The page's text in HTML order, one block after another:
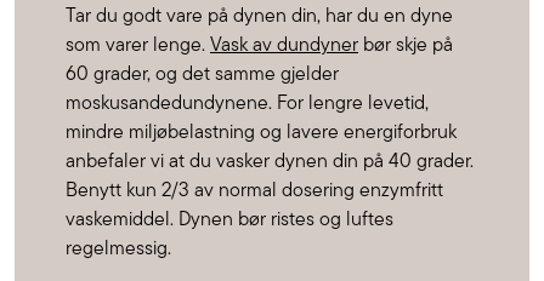
Tar du godt vare på dynen din, har du en dyne
som varer lenge.Vask av dundyner bør skje på
60 grader, og det samme gjelder
moskusandedundynene. For lengre levetid,
mindre miljøbelastning og lavere energiforbruk
anbefaler vi at du vasker dynen din på 40 grader.
Benytt kun 2/3 av normal dosering enzymfritt
vaskemiddel. Dynen bør ristes og luftes
regelmessig.